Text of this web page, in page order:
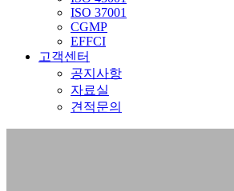
ISO 37001
CGMP
EFFCI
고객센터
공지사항
자료실
견적문의